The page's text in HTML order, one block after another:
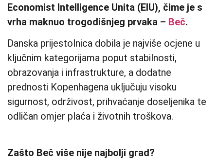
Economist Intelligence Unita (EIU), čime je s
vrha maknuo trogodišnjeg prvaka – Beč.
Danska prijestolnica dobila je najviše ocjene u
ključnim kategorijama poput stabilnosti,
obrazovanja i infrastrukture, a dodatne
prednosti Kopenhagena uključuju visoku
sigurnost, održivost, prihvaćanje doseljenika te
odličan omjer plaća i životnih troškova.
Zašto Beč više nije najbolji grad?